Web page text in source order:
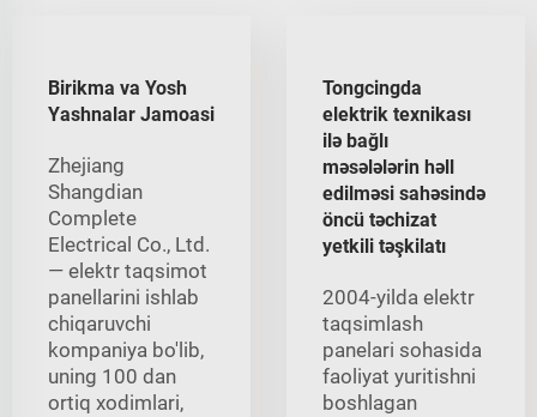
Birikma va Yosh
Yashnalar Jamoasi
Zhejiang
Shangdian
Complete
Electrical Co., Ltd.
— elektr taqsimot
panellarini ishlab
chiqaruvchi
kompaniya bo'lib,
uning 100 dan
ortiq xodimlari,
Tongcingda
elektrik texnikası
ilə bağlı
məsələlərin həll
edilməsi sahəsində
öncü təchizat
yetkili təşkilatı
2004-yilda elektr
taqsimlash
panelari sohasida
faoliyat yuritishni
boshlagan